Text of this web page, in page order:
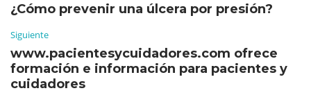
¿Cómo prevenir una úlcera por presión?
Siguiente
www.pacientesycuidadores.com ofrece
formación e información para pacientes y
cuidadores